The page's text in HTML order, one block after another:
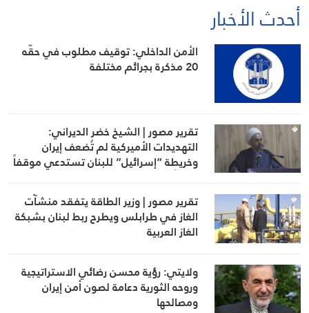
أحدث الأخبار
الأمن الداخلي: توقيف مطلوب في حقّه
20 مذكرة بجرائم مختلفة
تقرير مصور | الشيخ خضر الديراني:
التهديدات الأميركية لم تُضعف إيران
وخريطة “إسرائيل” للبنان تستدعي موقفاً
تقرير مصور | وزير الطاقة يتفقد منشآت
الغاز في طرابلس ويطرح ربط لبنان بشبكة
الغاز العربية
ولايتي: رؤية محسن رضائي الاستراتيجية
وروحه الثورية دعامة لصون أمن إيران
ومصالحها